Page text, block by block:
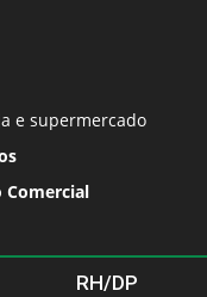
e supermercado
Comercial
RH/DP